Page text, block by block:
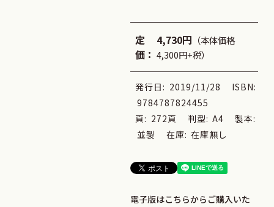
定
価：
4,730円 （本体価格
4,300円+税）
発行日: 2019/11/28
ISBN:
9784787824455
頁: 272頁 判型: A4
製本:
並製
在庫: 在庫無し
電子版はこちらからご購入いた